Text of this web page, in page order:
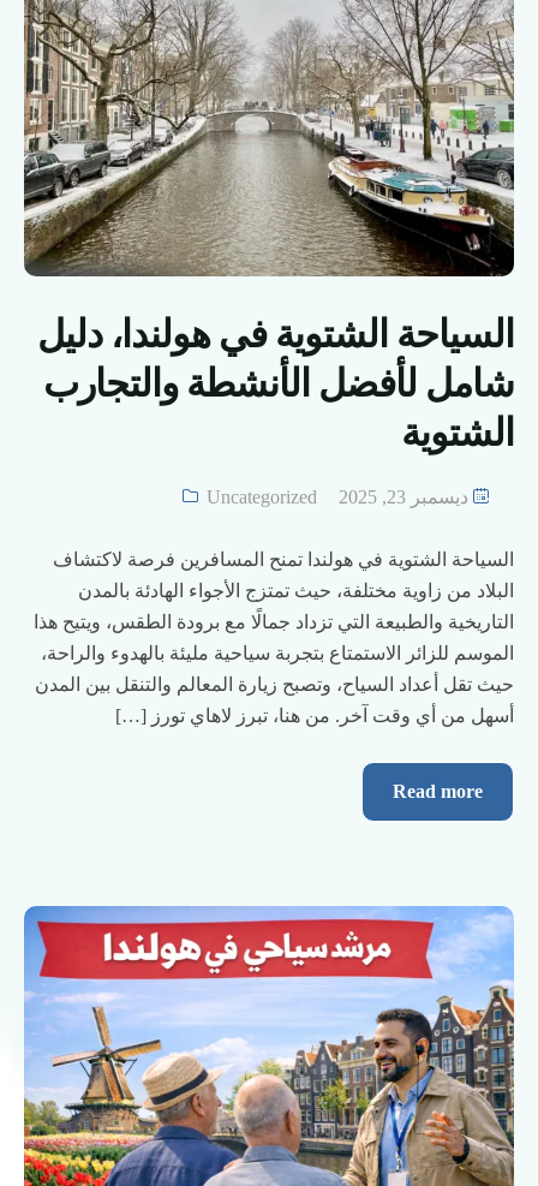
السياحة الشتوية في هولندا، دليل
شامل لأفضل الأنشطة والتجارب
الشتوية
ديسمبر 23, 2025 Uncategorized
السياحة الشتوية في هولندا تمنح المسافرين فرصة لاكتشاف
البلاد من زاوية مختلفة، حيث تمتزج الأجواء الهادئة بالمدن
التاريخية والطبيعة التي تزداد جمالًا مع برودة الطقس، ويتيح هذا
الموسم للزائر الاستمتاع بتجربة سياحية مليئة بالهدوء والراحة،
حيث تقل أعداد السياح، وتصبح زيارة المعالم والتنقل بين المدن
أسهل من أي وقت آخر. من هنا، تبرز لاهاي تورز […]
Read more